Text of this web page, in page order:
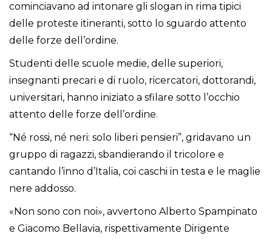
cominciavano ad intonare gli slogan in rima tipici
delle proteste itineranti, sotto lo sguardo attento
delle forze dell’ordine.
Studenti delle scuole medie, delle superiori,
insegnanti precari e di ruolo, ricercatori, dottorandi,
universitari, hanno iniziato a sfilare sotto l’occhio
attento delle forze dell’ordine.
“Né rossi, né neri: solo liberi pensieri”, gridavano un
gruppo di ragazzi, sbandierando il tricolore e
cantando l’inno d’Italia, coi caschi in testa e le maglie
nere addosso.
«Non sono con noi», avvertono Alberto Spampinato
e Giacomo Bellavia, rispettivamente Dirigente